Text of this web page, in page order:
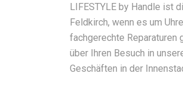
LIFESTYLE by Handle ist
Feldkirch, wenn es um
fachgerechte Reparaturen
über Ihren Besuch in
Geschäften in der